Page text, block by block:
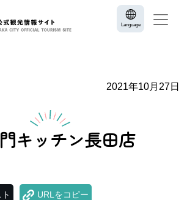
Language
2021年10月27日
キッチン長田店
URLをコピー